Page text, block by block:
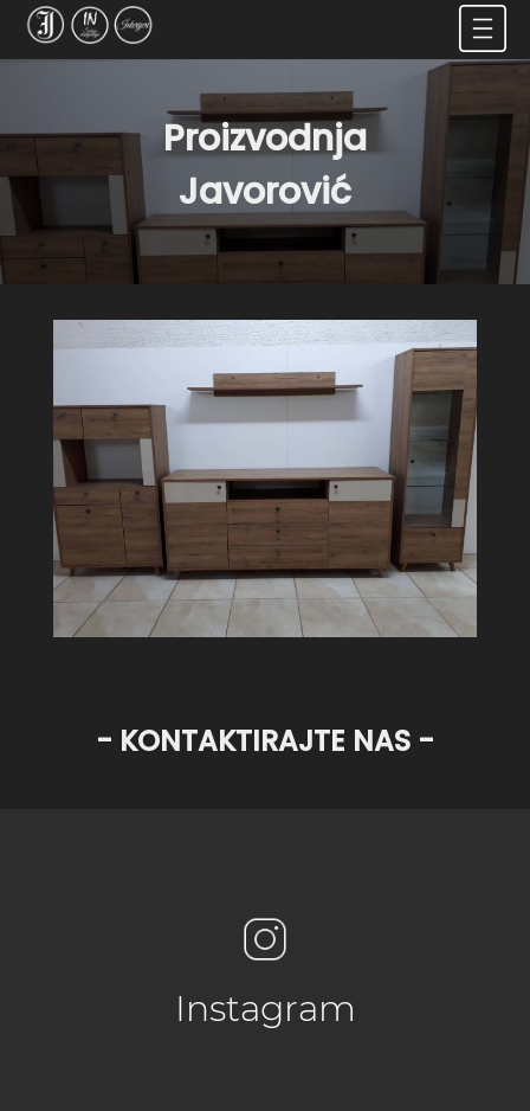
Proizvodnja
Javorović
- KONTAKTIRAJTE NAS -
Instagram